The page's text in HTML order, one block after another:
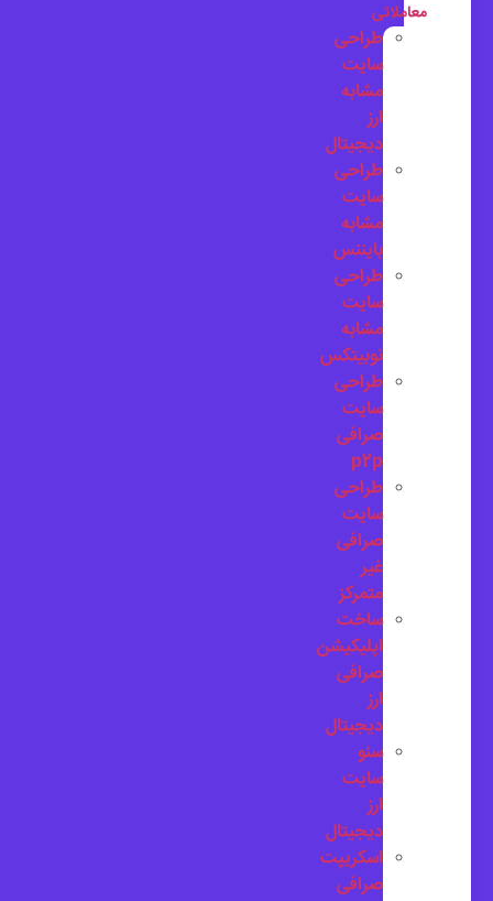
معاملاتی
طراحی
سایت
مشابه
ارز
دیجیتال
طراحی
سایت
مشابه
بایننس
طراحی
سایت
مشابه
نوبیتکس
طراحی
سایت
صرافی
p2p
طراحی
سایت
صرافی
غیر
متمرکز
ساخت
اپلیکیشن
صرافی
ارز
دیجیتال
سئو
سایت
ارز
دیجیتال
اسکریپت
صرافی